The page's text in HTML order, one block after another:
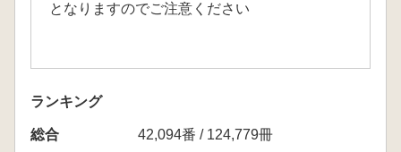
となりますのでご注意ください
ランキング
総合
42,094番 / 124,779冊